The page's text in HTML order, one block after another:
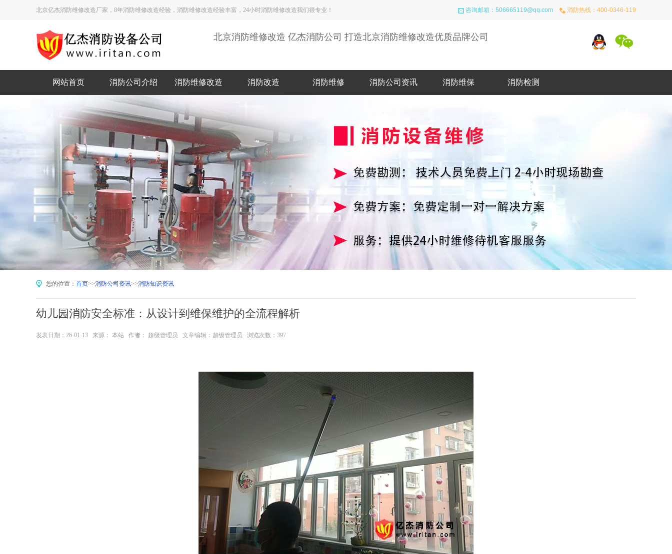
北京亿杰消防维修改造厂家，8年消防维修改造经验，消防维修改造经验丰富，24小时消防维修改造我们很专业！ 咨询邮箱： 506665119@qq.com 消防热线： 400-0346-119
北京消防维修改造 亿杰消防公司 打造北京消防维修改造优质品牌公司
网站首页 消防公司介绍 消防维修改造 消防改造 消防维修 消防公司资讯 消防维保 消防检测
您的位置： 首页>>消防公司资讯>>消防知识资讯
幼儿园消防安全标准：从设计到维保维护的全流程解析
发表日期：26-01-13 来源： 本站 作者： 超级管理员 文章编辑：超级管理员 浏览次数：397